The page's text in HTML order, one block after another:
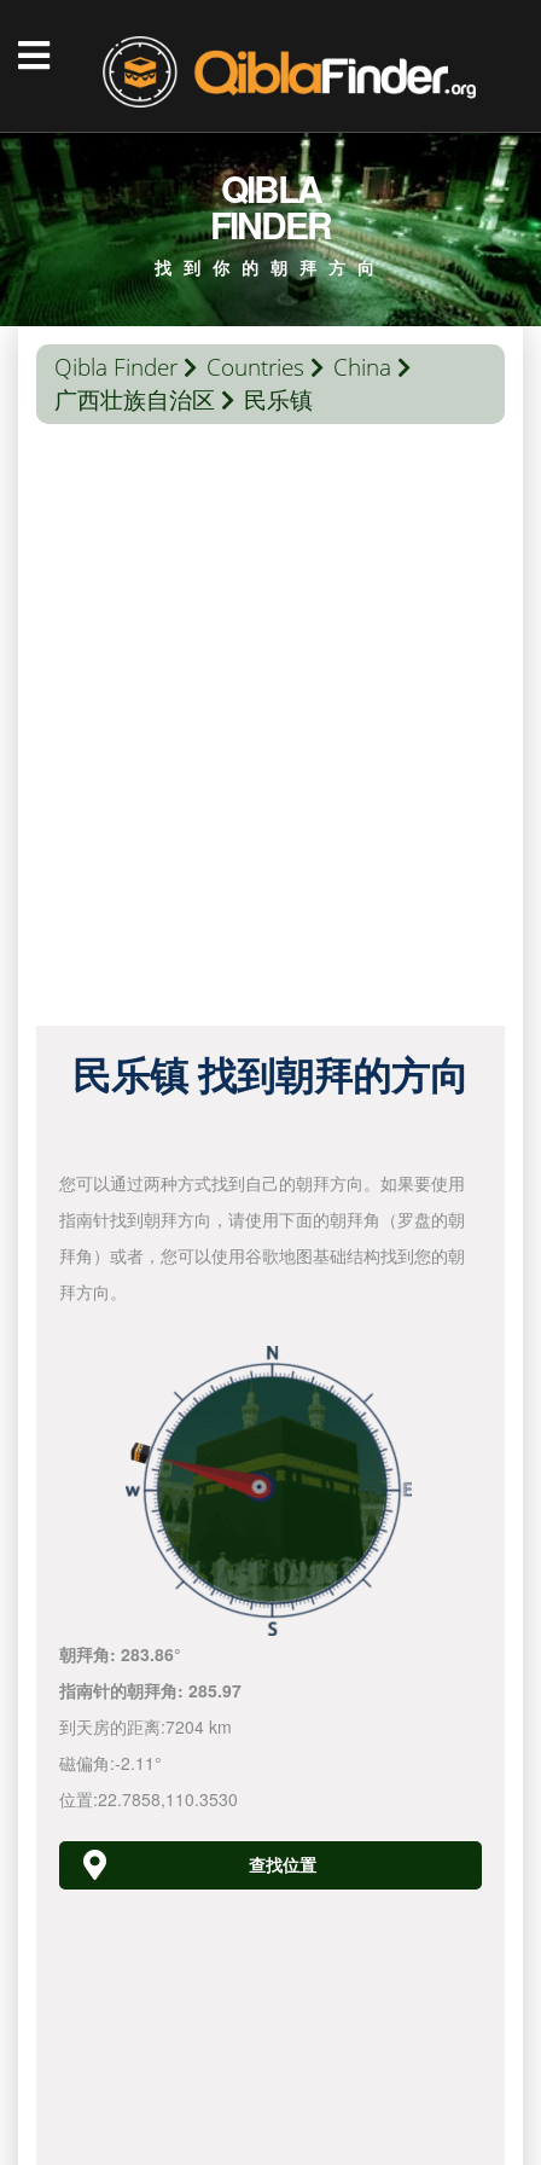
QIBLA
FINDER
找到你的朝拜方向
Qibla Finder Countries
China
广西壮族自治区
民乐镇
民乐镇 找到朝拜的方向
您可以通过两种方式找到自己的朝拜方向。如果要使用
指南针找到朝拜方向，请使用下面的朝拜角（罗盘的朝
拜角）或者，您可以使用谷歌地图基础结构找到您的朝
拜方向。
朝拜角:283.86°
指南针的朝拜角:285.97
到天房的距离:7204 km
磁偏角:-2.11°
位置:22.7858,110.3530
查找位置